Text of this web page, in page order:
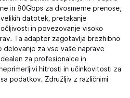
in 80Gbps za dvosmerne prenose,
datotek, pretakanje
in povezovanje visoko
Ta adapter zagotavlja brezhibno
delovanje za vse vaše naprave
za profesionalce in
hitrosti in učinkovitosti za
podatkov. Združljiv z različnimi